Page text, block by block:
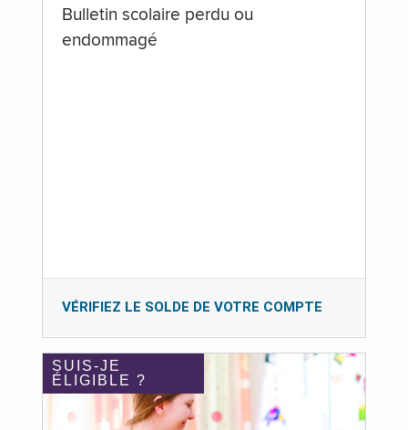
Bulletin scolaire perdu ou
endommagé
VÉRIFIEZ LE SOLDE DE VOTRE COMPTE
SUIS-JE
ÉLIGIBLE ?